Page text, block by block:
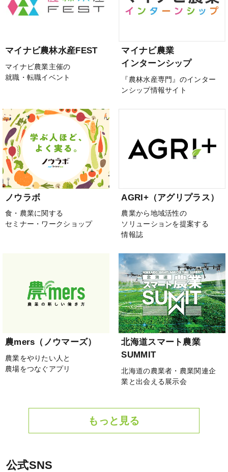
マイナビ農林水産FEST
マイナビ農業主催の
就職・転職イベント
マイナビ農業
インターンシップ
『農林水産専門』のインター
ンシップ情報サイト
ノウラボ
食・農業に関する
セミナー・ワークショップ
AGRI+（アグリプラス）
農業から地域活性の
ソリューションを提案する
情報誌
農mers（ノウマーズ）
農業をやりたい人と
農場をつなぐアプリ
北海道スマート農業
SUMMIT
北海道の農業者・農業関連企
業と出会える展示会
もっと見る
公式SNS